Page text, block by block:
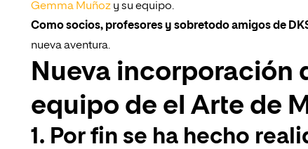
Gemma Muñoz y su equipo.
Como socios, profesores y sobretodo amigos de
nueva aventura.
Nueva incorporación
equipo de el Arte de
1. Por fin se ha hecho